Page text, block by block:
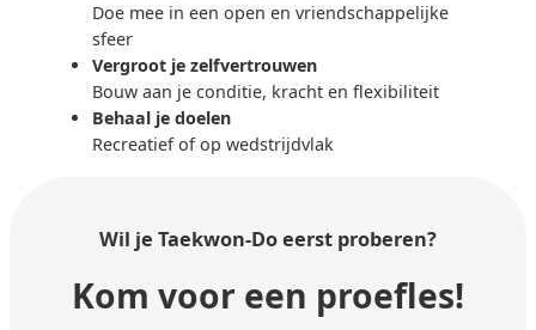
Doe mee in een open en vriendschappelijke
sfeer
Vergroot je zelfvertrouwen
Bouw aan je conditie, kracht en flexibiliteit
Behaal je doelen
Recreatief of op wedstrijdvlak
Wil je Taekwon-Doeerst proberen?
Kom voor een proefles!